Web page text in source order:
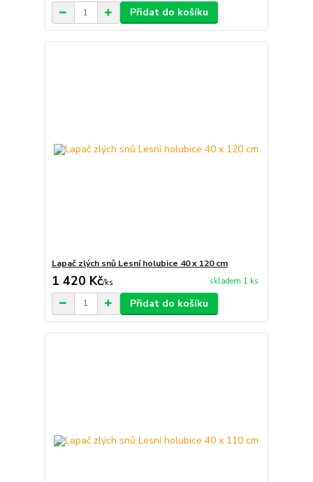
Přidat do košíku
Lapač zlých snů Lesní holubice 40 x 120 cm
1 420 Kč/ks skladem 1 ks
Přidat do košíku